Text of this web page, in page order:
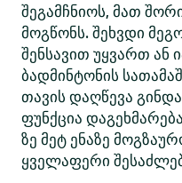
შეგამჩნიოს, მათ
მოგწონს. შეხვდი
შენსავით უყვართ ან
ბადმინტონის
თავის დაღწევა
ფუნქცია
ზე მეტ ენაზე
ყველაფერი